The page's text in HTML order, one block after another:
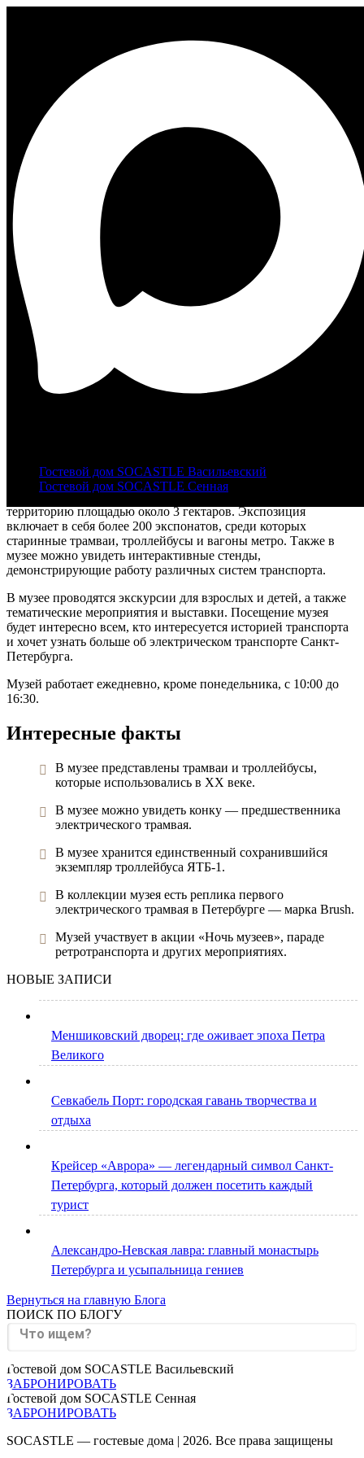
Гостевой дом SOCASTLE Васильевский
Гостевой дом SOCASTLE Сенная
Гостевой дом SOCASTLE Васильевский
Гостевой дом SOCASTLE Сенная
Музей
электрического
транспорта в
Санкт-
Петербурге
Авторство: Dinamik Собственная работа ,CC BY-SA 4.0
троллейбусами и метро.
Музей расположен на Васильевском острове и занимает
территорию площадью около 3 гектаров. Экспозиция
включает в себя более 200 экспонатов, среди которых
старинные трамваи, троллейбусы и вагоны метро. Также в
музее можно увидеть интерактивные стенды,
демонстрирующие работу различных систем транспорта.
В музее проводятся экскурсии для взрослых и детей, а также
тематические мероприятия и выставки. Посещение музея
будет интересно всем, кто интересуется историей транспорта
и хочет узнать больше об электрическом транспорте Санкт-
Петербурга.
Музей работает ежедневно, кроме понедельника, с 10:00 до
16:30.
Интересные факты
В музее представлены трамваи и троллейбусы,
которые использовались в XX веке.
В музее можно увидеть конку — предшественника
электрического трамвая.
В музее хранится единственный сохранившийся
экземпляр троллейбуса ЯТБ-1.
В коллекции музея есть реплика первого
электрического трамвая в Петербурге — марка Brush.
Музей участвует в акции «Ночь музеев», параде
ретротранспорта и других мероприятиях.
НОВЫЕ ЗАПИСИ
Меншиковский дворец: где оживает эпоха Петра
Великого
Севкабель Порт: городская гавань творчества и
отдыха
Крейсер «Аврора» — легендарный символ Санкт-
Петербурга, который должен посетить каждый
турист
Александро-Невская лавра: главный монастырь
Петербурга и усыпальница гениев
Вернуться на главную Блога
ПОИСК ПО БЛОГУ
Гостевой дом SOCASTLE Васильевский
ЗАБРОНИРОВАТЬ
Гостевой дом SOCASTLE Сенная
ЗАБРОНИРОВАТЬ
SOCASTLE — гостевые дома | 2026. Все права защищены